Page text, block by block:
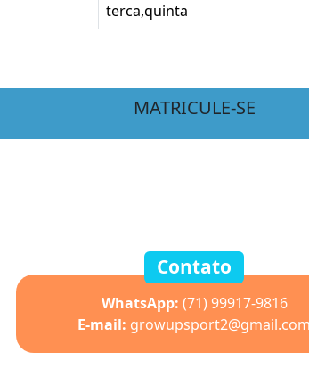
terca,quinta
MATRICULE-SE
Contato
WhatsApp: (71) 99917-9816
E-mail: growupsport2@gmail.com